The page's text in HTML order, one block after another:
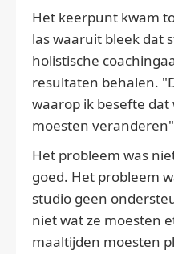
Het keerpunt kwam
las waaruit bleek dat
holistische
resultaten behalen.
waarop ik besefte
moesten
Het probleem was
goed. Het probleem
studio geen
niet wat ze moesten
maaltijden moesten